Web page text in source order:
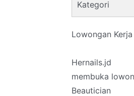
Kategori
Lowongan
Hernails.jd
membuka
Beautician